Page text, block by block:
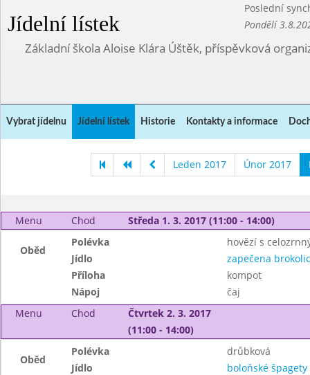
Jídelní lístek
Poslední
Pondělí
Základní škola Aloise Klára Úštěk, příspěvková
Vybrat jídelnu Jídelní lístek Historie Kontakty a informace
Leden 2017 Únor 2017
Menu Chod Středa 1. 3. 2017 (11:00 - 14:00)
Oběd
Polévka
hovězí s
Jídlo
zapečena
Příloha
kompot
Nápoj
čaj
Menu
Chod
Čtvrtek 2. 3. 2017
(11:00 - 14:00)
Oběd
Polévka
drůbková
Jídlo
boloňské špagety